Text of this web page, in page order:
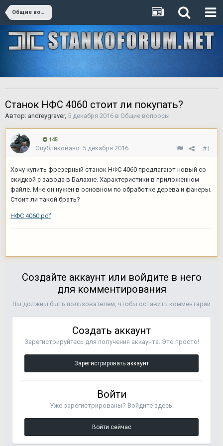
Общие вопросы
Станок НФС 4060 стоит ли покупать?
Автор: andreygraver, 5 декабря 2016 в Общие вопросы
145
#1
Опубликовано: 5 декабря 2016
Хочу купить фрезерный станок НФС 4060 предлагают новый со
скидкой с завода в Балахне. Характеристики в приложенном
файле. Мне он нужен в основном по обработке дерева и фанеры.
Стоит ли такой брать?
НФС 4060.pdf
Создайте аккаунт или войдите в него
для комментирования
Вы должны быть пользователем, чтобы оставить комментарий
Создать аккаунт
Зарегистрируйтесь для получения аккаунта. Это просто!
Зарегистрировать аккаунт
Войти
Уже зарегистрированы? Войдите здесь.
Войти сейчас